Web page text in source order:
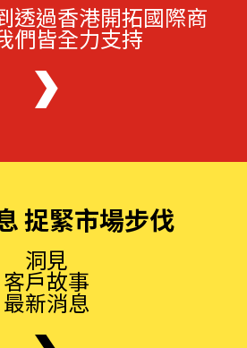
透過香港開拓國際商
們皆全力支持
捉緊市場步伐
洞見
客戶故事
最新消息